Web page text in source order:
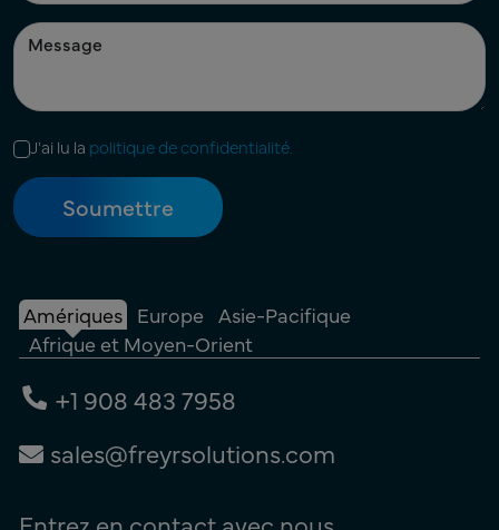
J'ai lu la politique de confidentialité.
Amériques Europe Asie-Pacifique
Afrique et Moyen-Orient
+1 908 483 7958
sales@freyrsolutions.com